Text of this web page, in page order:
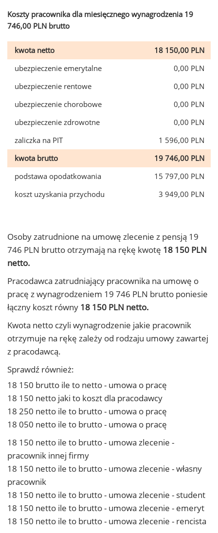
Koszty pracownika dla miesięcznego wynagrodzenia 19
746,00 PLN brutto
kwota netto
18 150,00 PLN
ubezpieczenie emerytalne
0,00 PLN
ubezpieczenie rentowe
0,00 PLN
ubezpieczenie chorobowe
0,00 PLN
ubezpieczenie zdrowotne
0,00 PLN
zaliczka na PIT
1 596,00 PLN
kwota brutto
19 746,00 PLN
podstawa opodatkowania
15 797,00 PLN
koszt uzyskania przychodu
3 949,00 PLN
Osoby zatrudnione na umowę zlecenie z pensją 19
746 PLN brutto otrzymają na rękę kwotę 18 150 PLN
netto.
Pracodawca zatrudniający pracownika na umowę o
pracę z wynagrodzeniem 19 746 PLN brutto poniesie
łączny koszt równy 18 150 PLN netto.
Kwota netto czyli wynagrodzenie jakie pracownik
otrzymuje na rękę zależy od rodzaju umowy zawartej
z pracodawcą.
Sprawdź również:
18 150 brutto ile to netto - umowa o pracę
18 150 netto jaki to koszt dla pracodawcy
18 250 netto ile to brutto - umowa o pracę
18 050 netto ile to brutto - umowa o pracę
18 150 netto ile to brutto - umowa zlecenie -
pracownik innej firmy
18 150 netto ile to brutto - umowa zlecenie - własny
pracownik
18 150 netto ile to brutto - umowa zlecenie - student
18 150 netto ile to brutto - umowa zlecenie - emeryt
18 150 netto ile to brutto - umowa zlecenie - rencista